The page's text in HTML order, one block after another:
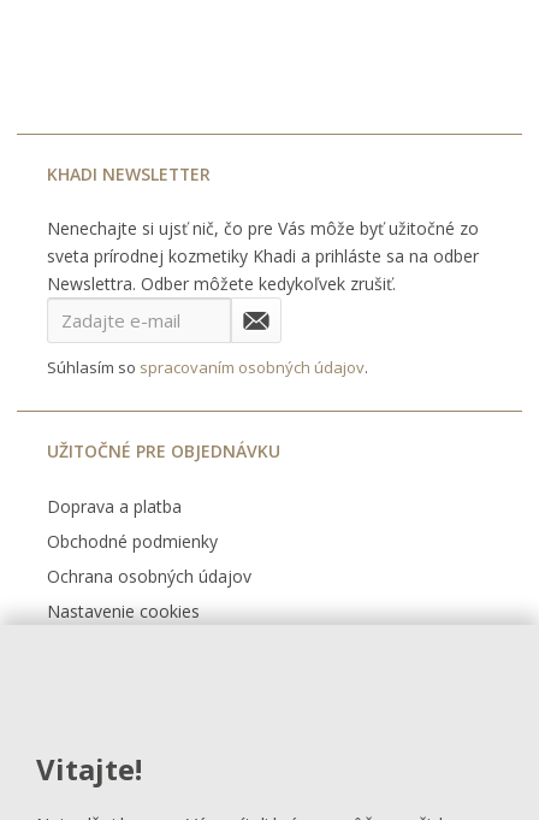
Vitajte!
KHADI NEWSLETTER
Nenechajte si ujsť nič, čo pre Vás môže byť užitočné zo
sveta prírodnej kozmetiky Khadi a prihláste sa na odber
Newslettra. Odber môžete kedykoľvek zrušiť.
Súhlasím so spracovaním osobných údajov.
UŽITOČNÉ PRE OBJEDNÁVKU
Doprava a platba
Obchodné podmienky
Ochrana osobných údajov
Nastavenie cookies